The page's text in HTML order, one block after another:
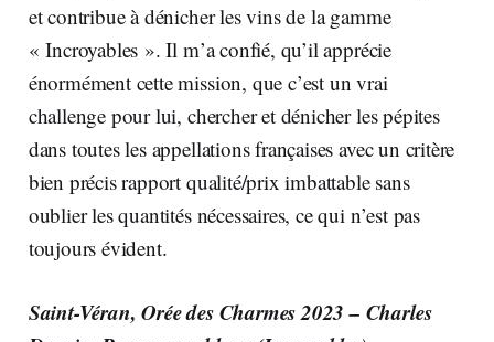
et contribue à dénicher les vins de la gamme
« Incroyables ». Il m’a confié, qu’il apprécie
énormément cette mission, que c’est un vrai
challenge pour lui, chercher et dénicher les pépites
dans toutes les appellations françaises avec un critère
bien précis rapport qualité/prix imbattable sans
oublier les quantités nécessaires, ce qui n’est pas
toujours évident.
Saint-Véran, Orée des Charmes 2023 – Charles